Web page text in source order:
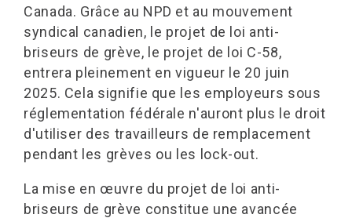
Canada. Grâce au NPD et au mouvement
syndical canadien, le projet de loi anti-
briseurs de grève, le projet de loi C-58,
entrera pleinement en vigueur le 20 juin
2025. Cela signifie que les employeurs sous
réglementation fédérale n'auront plus le droit
d'utiliser des travailleurs de remplacement
pendant les grèves ou les lock-out.
La mise en œuvre du projet de loi anti-
briseurs de grève constitue une avancée